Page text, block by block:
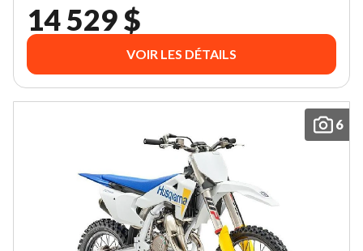
14 529 $
VOIR LES DÉTAILS
6